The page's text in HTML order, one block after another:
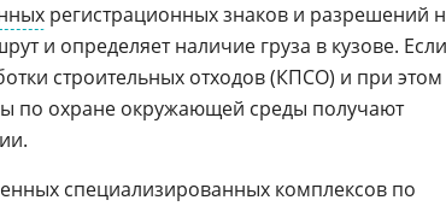
регистрационных знаков и разрешений
и определяет наличие груза в кузове. Если
строительных отходов (КПСО) и при этом
по охране окружающей среды получают
специализированных комплексов по